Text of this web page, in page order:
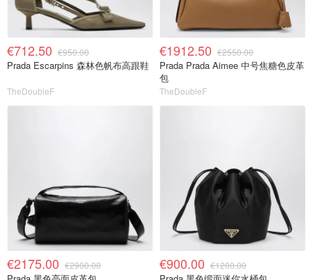
€712.50 €950.00
Prada Escarpins 森林色帆布高跟鞋
TheDoubleF
€1912.50 €2550.00
Prada Prada Aimee 中号焦糖色皮革
包
TheDoubleF
€2175.00 €2900.00 €900.00 €1200.00